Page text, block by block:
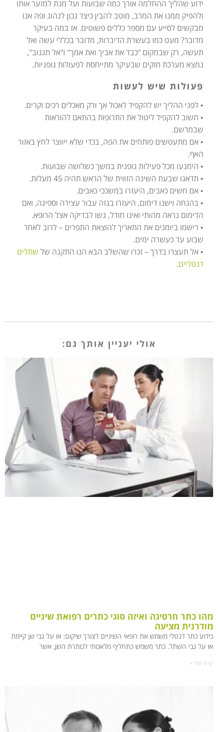
ידוע שהליך ההחלמה אורך כמה שבועות ועל מנת למזער אותו
ולהפיק ממנו את המרב, מוטב להבין כיצד נכון לנהוג ופה אנו
מבקשים לסייע עם מספר כללים פשוטים. אז במה בעיקר
מדובר? מעט כמו בעשרת הדיברות, מדובר בכללי עשה ואל
תעשה, רק שבמקום "כבד את אביך ואת אמך" ו"אל תגנוב",
נמצא מערכת חוקים שבעיקר מתייחסת לפעולות גופניות.
פעולות שיש לעשות
• לפני ההליך יש להקפיד לאכול אך ורק מאכלים רכים וקרים.
• חשוב להקפיד ליטול את התרופות בהתאם להוראות
שבמרשם.
• אם מתעטשים פותחים את הפה, בכדי שלא ייווצר לחץ באזור
האף.
• הימנעו מכל פעילות גופנית במשך כשלושה שבועות.
• תדאגו שבעת השינה הזווית של הראש תהיה 45 מעלות.
• אם חשים כאבים, היעזרו במשככי כאבים.
• בהנחה וישנו דימום, היעזרו בגזה עבור עצירה וספיגה, ואם
הדימום נראה מהותי ואינו חודל, גשו לבדיקה אצל הרופא.
• רישמו ביומנים את התאריך להוצאת התפרים – לרוב לאחר
שבוע עד כעשרה ימים.
• אל תעצרו בדרך – זכרו שהשלב הבא הנו התקנה של שתלים
דנטליים.
אולי יעניין אותך גם:
מהו כתר חרסינה ואיזה סוגי כתרים רפואת שיניים
מודרנית מציעה
כידוע כתר דנטלי משמש את רופאי השיניים לצורך שיקום: או על גבי שן קיימת
או על גבי השתל. כתר משמש כתחליף מלאכותי לכותרת השן, אשר
קרא עוד »